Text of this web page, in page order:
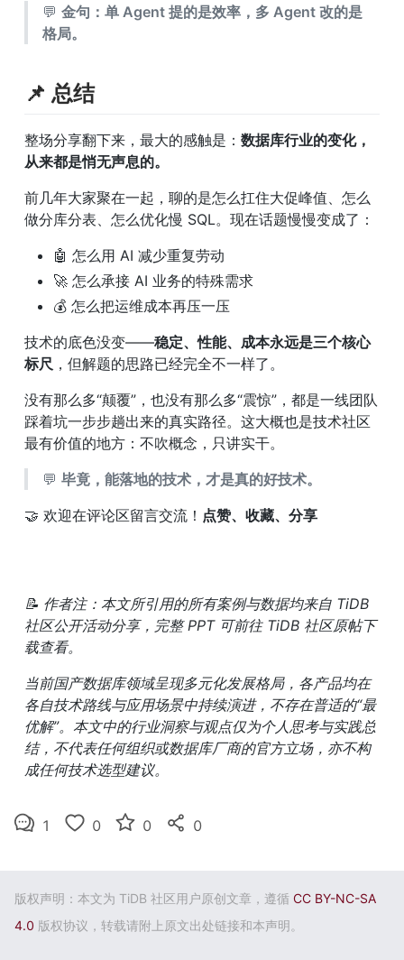
💬 金句：单 Agent 提的是效率，多 Agent 改的是
格局。
📌 总结
整场分享翻下来，最大的感触是： 数据库行业的变化，
从来都是悄无声息的。
前几年大家聚在一起，聊的是怎么扛住大促峰值、怎么
做分库分表、怎么优化慢 SQL。现在话题慢慢变成了：
🤖 怎么用 AI 减少重复劳动
🚀 怎么承接 AI 业务的特殊需求
💰 怎么把运维成本再压一压
技术的底色没变——稳定、性能、成本永远是三个核心
标尺 ，但解题的思路已经完全不一样了。
没有那么多“颠覆”，也没有那么多“震惊”，都是一线团队
踩着坑一步步趟出来的真实路径。这大概也是技术社区
最有价值的地方：不吹概念，只讲实干。
💬 毕竟，能落地的技术，才是真的好技术。
🤝 欢迎在评论区留言交流！ 点赞、收藏、分享
📝 作者注：本文所引用的所有案例与数据均来自 TiDB
社区公开活动分享，完整 PPT 可前往 TiDB 社区原帖下
载查看。
当前国产数据库领域呈现多元化发展格局，各产品均在
各自技术路线与应用场景中持续演进，不存在普适的“最
优解”。本文中的行业洞察与观点仅为个人思考与实践总
结，不代表任何组织或数据库厂商的官方立场，亦不构
成任何技术选型建议。
1 0 0 0
版权声明：本文为 TiDB 社区用户原创文章，遵循 CC BY-NC-SA
4.0 版权协议，转载请附上原文出处链接和本声明。